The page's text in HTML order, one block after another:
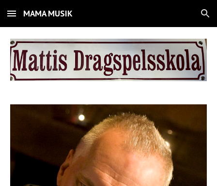
Skip to main content Skip to navigation
MAMA MUSIK